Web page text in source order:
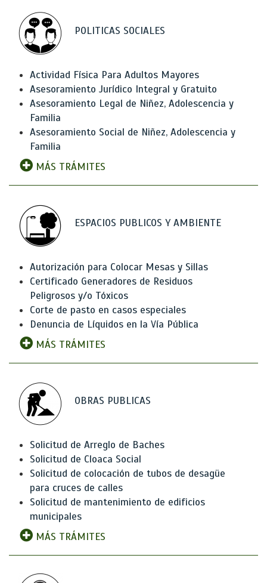
POLITICAS SOCIALES
Actividad Física Para Adultos Mayores
Asesoramiento Jurídico Integral y Gratuito
Asesoramiento Legal de Niñez, Adolescencia y
Familia
Asesoramiento Social de Niñez, Adolescencia y
Familia
MÁS TRÁMITES
ESPACIOS PUBLICOS Y AMBIENTE
Autorización para Colocar Mesas y Sillas
Certificado Generadores de Residuos
Peligrosos y/o Tóxicos
Corte de pasto en casos especiales
Denuncia de Líquidos en la Vía Pública
MÁS TRÁMITES
OBRAS PUBLICAS
Solicitud de Arreglo de Baches
Solicitud de Cloaca Social
Solicitud de colocación de tubos de desagüe
para cruces de calles
Solicitud de mantenimiento de edificios
municipales
MÁS TRÁMITES